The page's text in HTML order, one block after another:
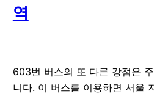
역
603번 버스의 또 다른 강점은
니다. 이 버스를 이용하면 서울